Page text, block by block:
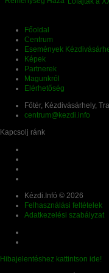
Főoldal
Centrum
Események
Képek
Partnerek
Magunkról
Elérhetőség
Főtér, Kézdivásárhely,
centrum@kezdi.info
Kapcsolj ránk
Kézdi.Infó © 2026
Felhasználási feltételek
Adatkezelési szabályzat
Hibajelentéshez kattintson ide!